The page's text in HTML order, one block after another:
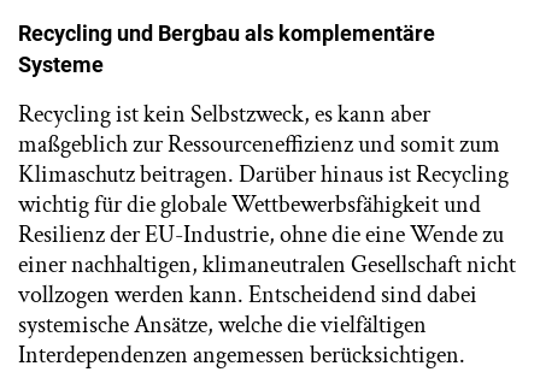
Recycling und Bergbau als komplementäre
Systeme
Recycling ist kein Selbstzweck, es kann aber
maßgeblich zur Ressourceneffizienz und somit zum
Klimaschutz beitragen. Darüber hinaus ist Recycling
wichtig für die globale Wettbewerbsfähigkeit und
Resilienz der EU-Industrie, ohne die eine Wende zu
einer nachhaltigen, klimaneutralen Gesellschaft nicht
vollzogen werden kann. Entscheidend sind dabei
systemische Ansätze, welche die vielfältigen
Interdependenzen angemessen berücksichtigen.